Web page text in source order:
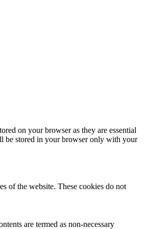
on your browser as they are essential
be stored in your browser only with your
of the website. These cookies do not
are termed as non-necessary